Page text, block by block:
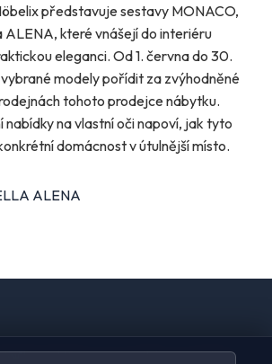
představuje sestavy MONACO,
ALENA, které vnášejí do interiéru
eleganci. Od 1. června do 30.
modely pořídit za zvýhodněné
tohoto prodejce nábytku.
nabídky na vlastní oči napoví, jak tyto
domácnost v útulnější místo.
ALENA
KontaktSpravovat odběr newsletteru
Auto moto
Přihlásit k odběru